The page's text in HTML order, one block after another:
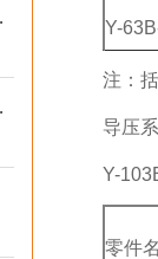
特点
压力
Y-
注：
导压
Y-
零件